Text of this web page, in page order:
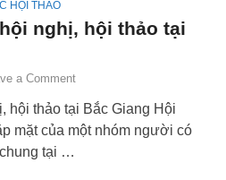
HỘI THẢO
nghị, hội thảo tại
a Comment
hội thảo tại Bắc Giang Hội
mặt của một nhóm người có
tại …